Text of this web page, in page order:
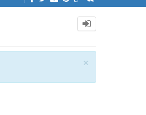
×